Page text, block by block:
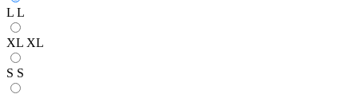
L L
XL XL
S S